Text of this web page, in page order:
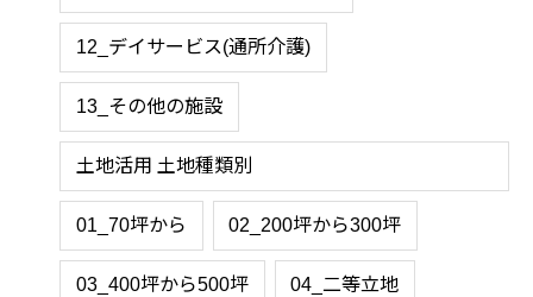
12_デイサービス(通所介護)
13_その他の施設
土地活用 土地種類別
01_70坪から 02_200坪から300坪
03_400坪から500坪 04_二等立地